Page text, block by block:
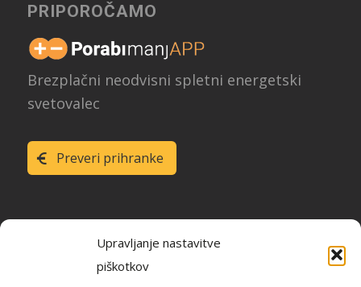
Upravljanje nastavitve
piškotkov
PRIPOROČAMO
Brezplačni neodvisni spletni energetski
svetovalec
Preveri prihranke